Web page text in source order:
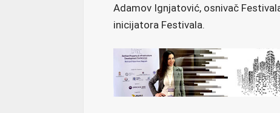
Adamov Ignjatović, osnivač
inicijatora Festivala.